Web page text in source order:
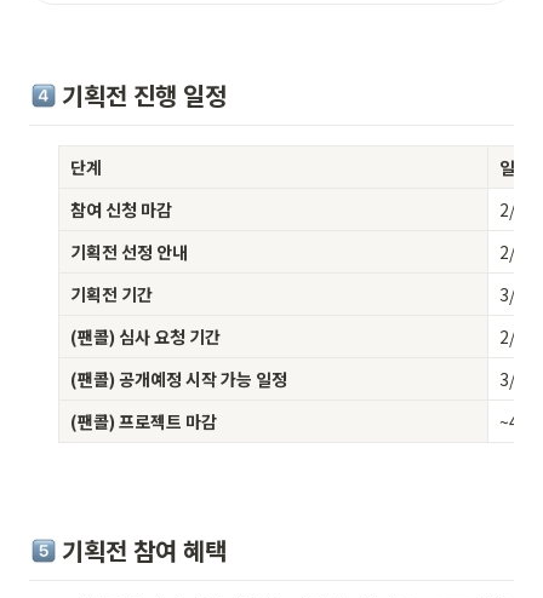
기획전 진행 일정
단계
일정
참여 신청 마감
2/22(
기획전 선정 안내
2/
기획전 기간
3/9(
(팬콜) 심사 요청 기간
2/26(
(팬콜) 공개예정 시작 가능 일정
3/2(
(팬콜) 프로젝트 마감
~4/
기획전 참여 혜택